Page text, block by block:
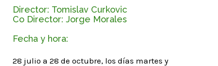
Director: Tomislav Curkovic
Co Director: Jorge Morales
Fecha y hora:
28 julio a 28 de octubre, los días martes y